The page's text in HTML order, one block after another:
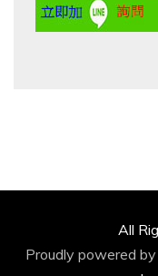
All
Proudly powered